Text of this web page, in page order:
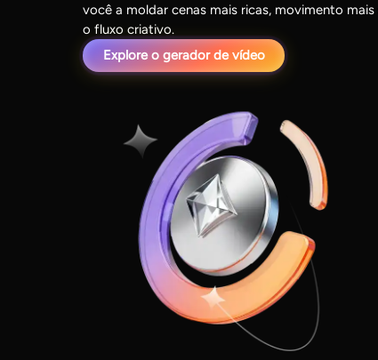
você a moldar cenas mais ricas, movimento
o fluxo criativo.
Explore o gerador de vídeo